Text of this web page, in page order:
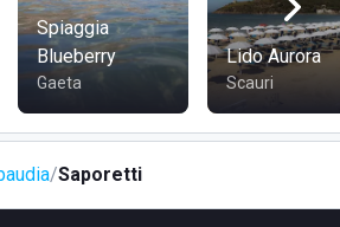
zona è rinomata per le sue bellezze
ideale per una giornata di svago e
tramite la Via Torre Paola. È
Spiaggia
Blueberry
Gaeta
Lido Aurora
Scauri
Saporetti